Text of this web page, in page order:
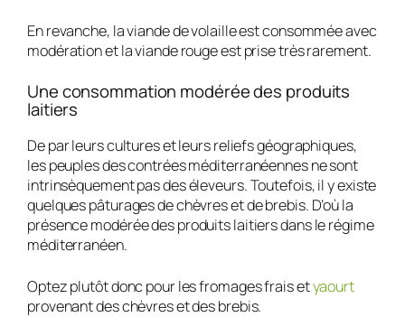
En revanche, la viande de volaille est consommée avec
modération et la viande rouge est prise très rarement.
Une consommation modérée des produits
laitiers
De par leurs cultures et leurs reliefs géographiques,
les peuples des contrées méditerranéennes ne sont
intrinsèquement pas des éleveurs. Toutefois, il y existe
quelques pâturages de chèvres et de brebis. D’où la
présence modérée des produits laitiers dans le régime
méditerranéen.
Optez plutôt donc pour les fromages frais etyaourt
provenant des chèvres et des brebis.